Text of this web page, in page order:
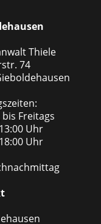
Thiele
74
Freitags
Uhr
Uhr